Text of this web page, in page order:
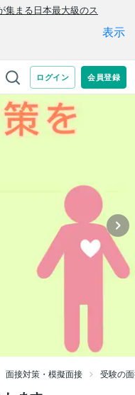
面接対策・模擬面接 受験の